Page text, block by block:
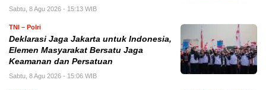
Sabtu, 8 Agu 2026 - 15:13 WIB
TNI – Polri
Deklarasi Jaga Jakarta untuk Indonesia,
Elemen Masyarakat Bersatu Jaga
Keamanan dan Persatuan
Sabtu, 8 Agu 2026 - 15:06 WIB